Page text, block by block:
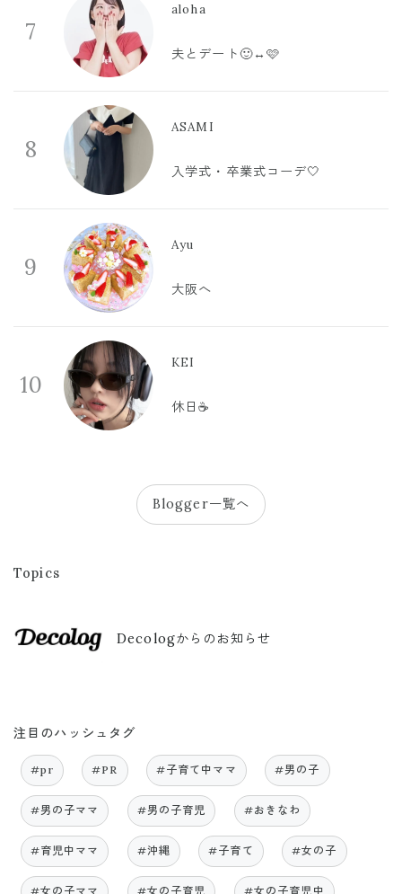
7
aloha
夫とデート🙂‍↔️🩷
8
ASAMI
入学式・卒業式コーデ🤍
9
Ayu
大阪へ
10
KEI
休日☕️
Blogger一覧へ
Topics
Decologからのお知らせ
注目のハッシュタグ
#pr #PR #子育て中ママ #男の子
#男の子ママ #男の子育児 #おきなわ
#育児中ママ #沖縄 #子育て #女の子
#女の子ママ #女の子育児 #女の子育児中